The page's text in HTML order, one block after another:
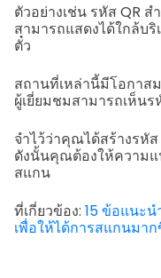
ตัวอย่างเช่น รหัส QR
สามารถแสดงได้ใกล้บ
ตั๋ว
สถานที่เหล่านี้มีโอกาส
ผู้เยี่ยมชมสามารถเห็นร
จำไว้ว่าคุณได้สร้างรหั
ดังนั้นคุณต้องให้ความแ
สแกน
ที่เกี่ยวข้อง: 15 ข้อแนะน
เพื่อให้ได้การสแกนมา